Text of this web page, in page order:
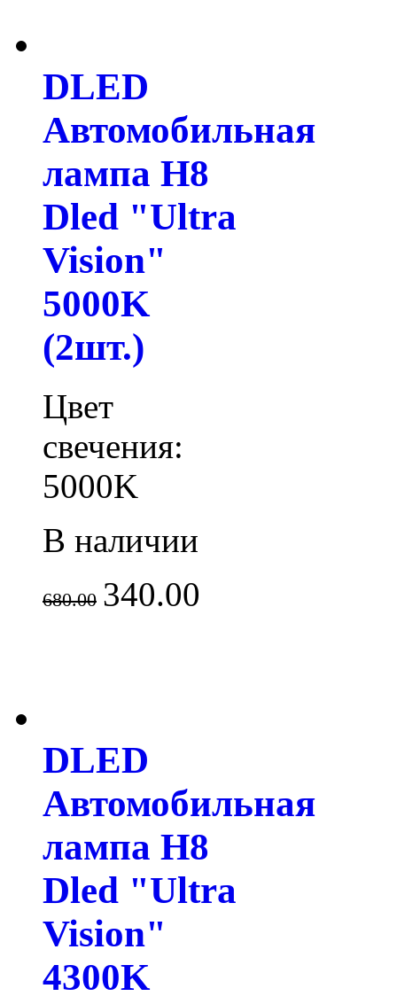
DLED
Автомобильная
лампа H8
Dled "Ultra
Vision"
5000K
(2шт.)
Цвет
свечения:
5000K
В наличии
680.00 340.00
DLED
Автомобильная
лампа H8
Dled "Ultra
Vision"
4300K